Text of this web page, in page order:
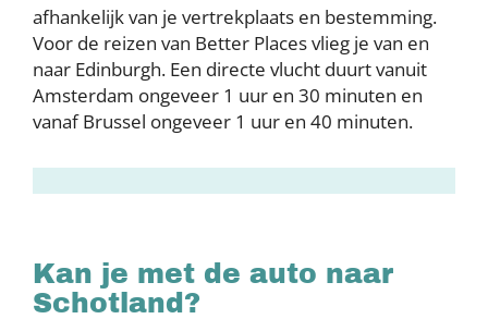
afhankelijk van je vertrekplaats en bestemming.
Voor de reizen van Better Places vlieg je van en
naar Edinburgh. Een directe vlucht duurt vanuit
Amsterdam ongeveer 1 uur en 30 minuten en
vanaf Brussel ongeveer 1 uur en 40 minuten.
Kan je met de auto naar
Schotland?